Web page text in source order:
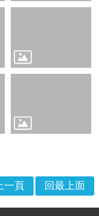
一頁 回最上面